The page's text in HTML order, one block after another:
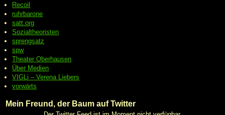
Recoil
ruhrbarone
satt.org
Sozialtheoristen
sprengsatz
spw
Theater Oberhausen
Über Medien
VIGLi – Verena Liebers
vorwärts
Mein Freund, der Baum auf Twitter